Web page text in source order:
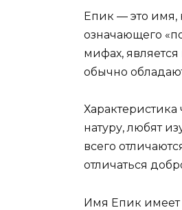
Епик — это имя,
означающего
мифах,
обычно
натуру, любят
всего
отличаться
Имя Епик имеет